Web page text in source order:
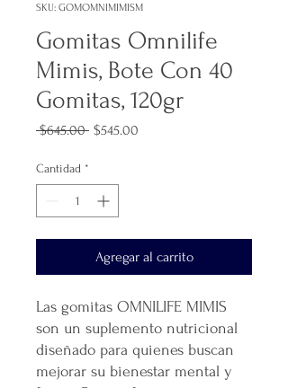
SKU: GOMOMNIMIMISM
Gomitas Omnilife
Mimis, Bote Con 40
Gomitas, 120gr
$645.00 Precio
$545.00
Cantidad *
Agregar al carrito
Las gomitas OMNILIFE MIMIS
son un suplemento nutricional
diseñado para quienes buscan
mejorar su bienestar mental y